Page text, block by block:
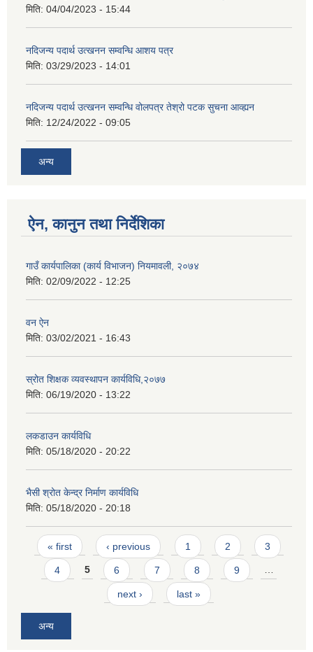
मिति: 04/04/2023 - 15:44
नदिजन्य पदार्थ उत्खनन सम्वन्धि आशय पत्र
मिति: 03/29/2023 - 14:01
नदिजन्य पदार्थ उत्खनन सम्वन्धि वोलपत्र तेश्रो पटक सुचना आव्ह्यन
मिति: 12/24/2022 - 09:05
अन्य
ऐन, कानुन तथा निर्देशिका
गाउँ कार्यपालिका (कार्य विभाजन) नियमावली, २०७४
मिति: 02/09/2022 - 12:25
वन ऐन
मिति: 03/02/2021 - 16:43
स्रोत शिक्षक व्यवस्थापन कार्यविधि,२०७७
मिति: 06/19/2020 - 13:22
लकडाउन कार्यविधि
मिति: 05/18/2020 - 20:22
भैसी श्रोत केन्द्र निर्माण कार्यविधि
मिति: 05/18/2020 - 20:18
Pages
« first ‹ previous 1 2 3
4 5 6 7 8 9 …
next › last »
अन्य